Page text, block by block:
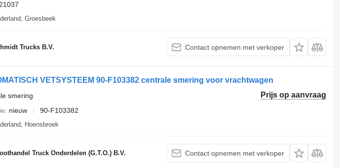
Groesbeek
Trucks B.V. Contact opnemen met verkoper
VETSYSTEEM 90-F103382 centrale smering voor vrachtwagen
Prijs op aanvraag
smering
nieuw 90-F103382
Hoensbroek
Truck Onderdelen (G.T.O.) B.V. Contact opnemen met verkoper